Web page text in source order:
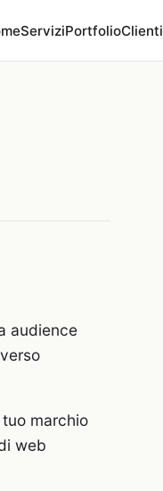
ServiziPortfolioClienti
audience
marchio
web